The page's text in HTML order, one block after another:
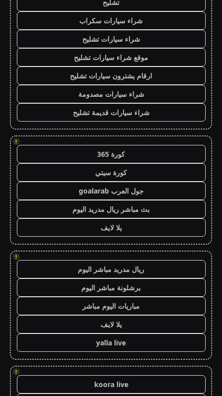
تشليح
شراء سيارات سكراب
شراء سيارات تشليح
موقع شراء سيارات تشليح
ارقام يشترون سيارات تشليح
شراء سيارات مصدومة
شراء سيارات قديمة تشليح
!
كورة 365
كورة سيتي
جول العرب goalarab
بث مباشر ريال مدريد اليوم
يلا لايف
!
ريال مدريد مباشر اليوم
برشلونة مباشر اليوم
مباريات اليوم مباشر
يلا لايف
yalla live
!
koora live